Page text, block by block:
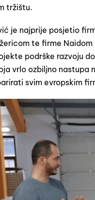
tržištu.
je najprije posjetio
te firme
podrške razvoju
vrlo ozbiljno nastupa
svim evropskim